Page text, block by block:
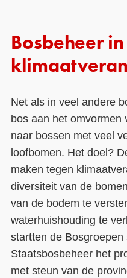
Bosbeheer
Net als in veel andere
bos aan het omvormen
naar bossen met veel
loofbomen. Het doel?
maken tegen
diversiteit van de
van de bodem te
waterhuishouding te
startten de Bosgroepen
Staatsbosbeheer het
met steun van de